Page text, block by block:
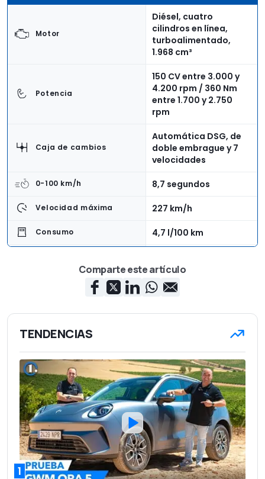
Motor
Diésel, cuatro
cilindros en línea,
turboalimentado,
1.968 cm³
Potencia
150 CV entre 3.000 y
4.200 rpm / 360 Nm
entre 1.700 y 2.750
rpm
Caja de cambios
Automática DSG, de
doble embrague y 7
velocidades
0-100 km/h 8,7 segundos
Velocidad máxima 227 km/h
Consumo 4,7 l/100 km
1.465 kg
Capacidad del maletero
Precio base 31.495 euros
Comparte este artículo
TENDENCIAS
1